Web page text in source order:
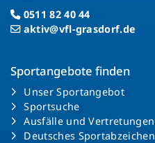
0511 82 40 44
aktiv@vfl-grasdorf.de
Sportangebote finden
Unser Sportangebot
Sportsuche
Ausfälle und Vertretungen
Deutsches Sportabzeichen